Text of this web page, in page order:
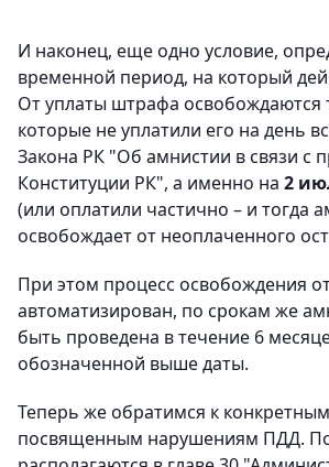
И наконец, еще одно условие,
временной период, на который
От уплаты штрафа освобождаются
которые не уплатили его на день
Закона РК "Об амнистии в связи с
Конституции РК", а именно на 2
(или оплатили частично – и тогда
освобождает от неоплаченного
При этом процесс освобождения
автоматизирован, по срокам же
быть проведена в течение 6
обозначенной выше даты.
Теперь же обратимся к
посвященным нарушениям ПДД.